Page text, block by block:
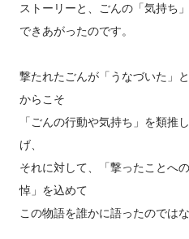
ストーリーと、ごんの「気持ち
できあがったのです。
撃たれたごんが「うなづいた」
からこそ
「ごんの行動や気持ち」を類推
げ、
それに対して、「撃ったことへ
悼」を込めて
この物語を誰かに語ったのでは